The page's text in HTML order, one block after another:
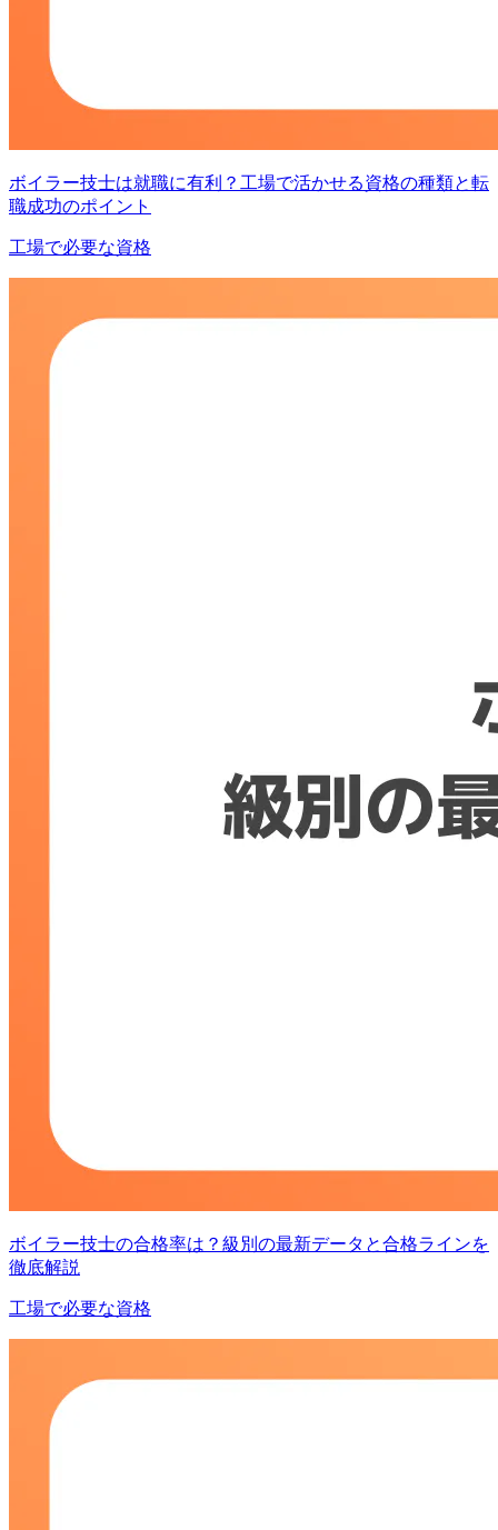
ボイラー技士は就職に有利？工場で活かせる資格の種類と転
職成功のポイント
工場で必要な資格
ボイラー技士の合格率は？級別の最新データと合格ラインを
徹底解説
工場で必要な資格